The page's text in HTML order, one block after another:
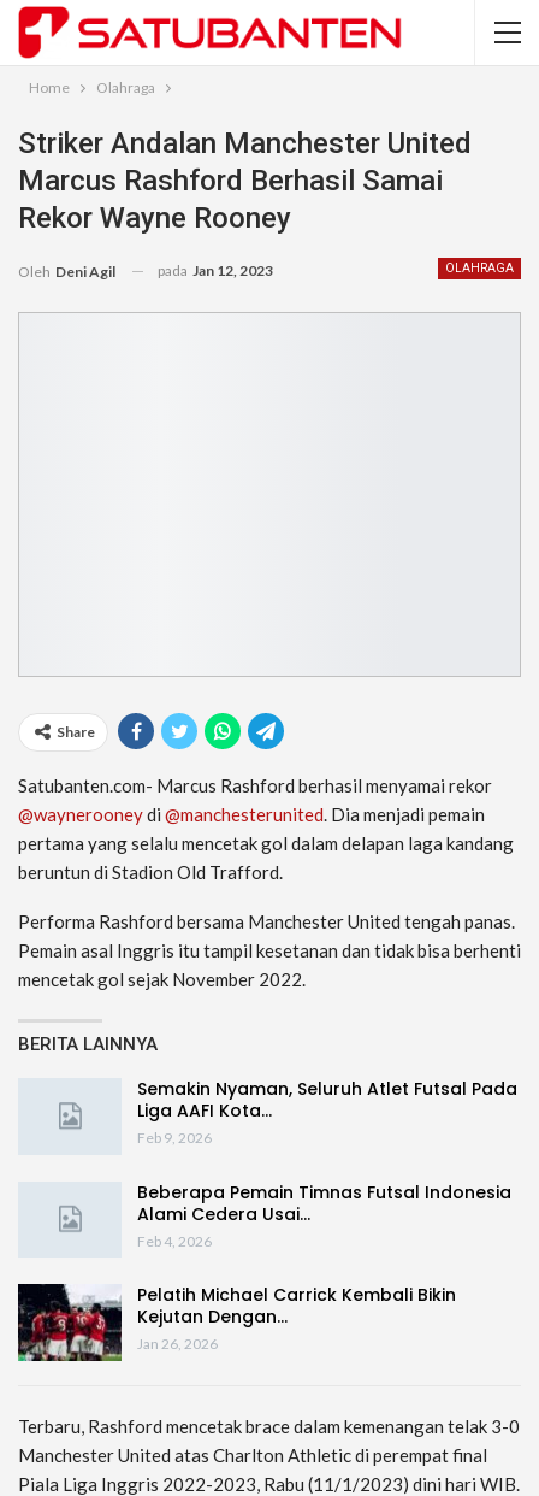
Home Olahraga
Striker Andalan Manchester United
Marcus Rashford Berhasil Samai
Rekor Wayne Rooney
OLAHRAGA
Oleh Deni Agil pada Jan 12, 2023
Share
Satubanten.com- Marcus Rashford berhasil menyamai rekor
@waynerooneydi @manchesterunited. Dia menjadi pemain
pertama yang selalu mencetak gol dalam delapan laga kandang
beruntun di Stadion Old Trafford.
Performa Rashford bersama Manchester United tengah panas.
Pemain asal Inggris itu tampil kesetanan dan tidak bisa berhenti
mencetak gol sejak November 2022.
BERITA LAINNYA
Semakin Nyaman, Seluruh Atlet Futsal Pada
Liga AAFI Kota…
Feb 9, 2026
Beberapa Pemain Timnas Futsal Indonesia
Alami Cedera Usai…
Feb 4, 2026
Pelatih Michael Carrick Kembali Bikin
Kejutan Dengan…
Jan 26, 2026
Terbaru, Rashford mencetak brace dalam kemenangan telak 3-0
Manchester United atas Charlton Athletic di perempat final
Piala Liga Inggris 2022-2023, Rabu (11/1/2023) dini hari WIB.